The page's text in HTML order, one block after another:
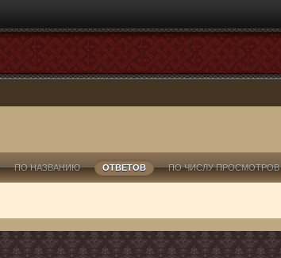
ПО НАЗВАНИЮ ОТВЕТОВ ПО ЧИСЛУ ПРОСМОТРОВ